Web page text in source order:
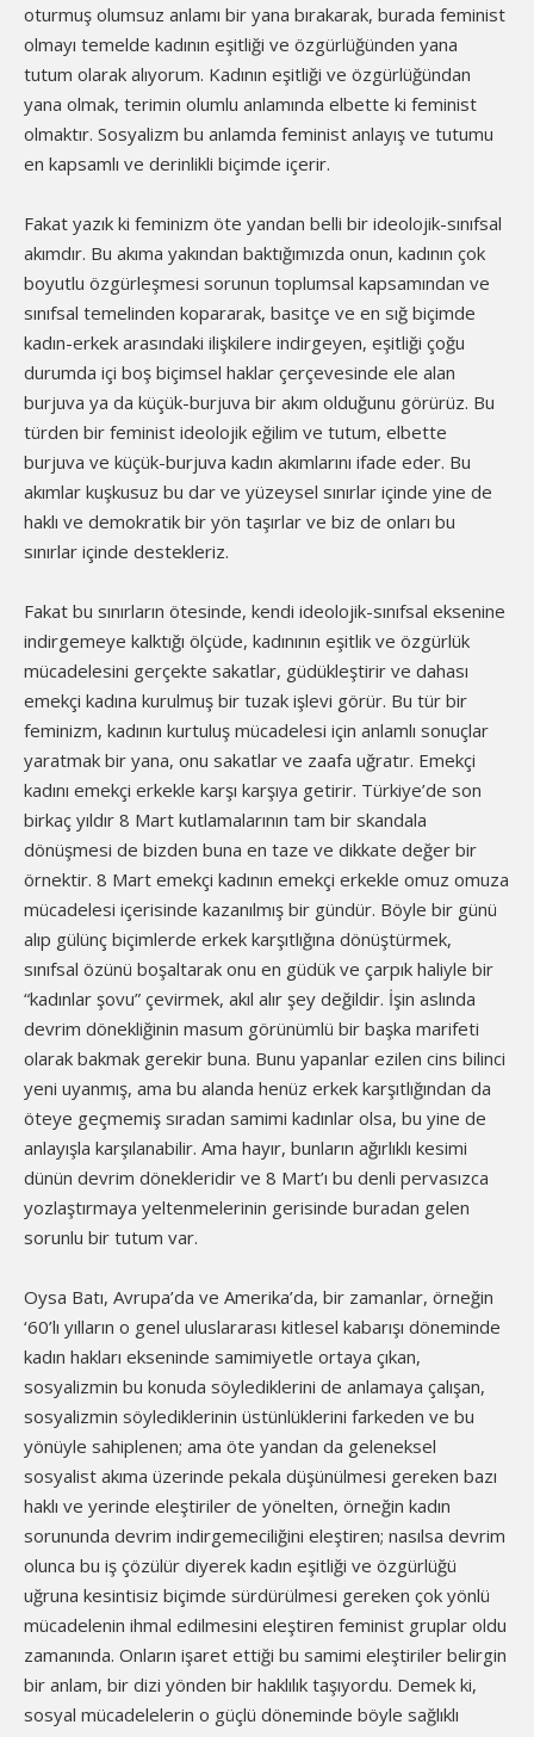
oturmuş olumsuz anlamı bir yana bırakarak, burada feminist
olmayı temelde kadının eşitliği ve özgürlüğünden yana
tutum olarak alıyorum. Kadının eşitliği ve özgürlüğündan
yana olmak, terimin olumlu anlamında elbette ki feminist
olmaktır. Sosyalizm bu anlamda feminist anlayış ve tutumu
en kapsamlı ve derinlikli biçimde içerir.
Fakat yazık ki feminizm öte yandan belli bir ideolojik-sınıfsal
akımdır. Bu akıma yakından baktığımızda onun, kadının çok
boyutlu özgürleşmesi sorunun toplumsal kapsamından ve
sınıfsal temelinden kopararak, basitçe ve en sığ biçimde
kadın-erkek arasındaki ilişkilere indirgeyen, eşitliği çoğu
durumda içi boş biçimsel haklar çerçevesinde ele alan
burjuva ya da küçük-burjuva bir akım olduğunu görürüz. Bu
türden bir feminist ideolojik eğilim ve tutum, elbette
burjuva ve küçük-burjuva kadın akımlarını ifade eder. Bu
akımlar kuşkusuz bu dar ve yüzeysel sınırlar içinde yine de
haklı ve demokratik bir yön taşırlar ve biz de onları bu
sınırlar içinde destekleriz.
Fakat bu sınırların ötesinde, kendi ideolojik-sınıfsal eksenine
indirgemeye kalktığı ölçüde, kadınının eşitlik ve özgürlük
mücadelesini gerçekte sakatlar, güdükleştirir ve dahası
emekçi kadına kurulmuş bir tuzak işlevi görür. Bu tür bir
feminizm, kadının kurtuluş mücadelesi için anlamlı sonuçlar
yaratmak bir yana, onu sakatlar ve zaafa uğratır. Emekçi
kadını emekçi erkekle karşı karşıya getirir. Türkiye’de son
birkaç yıldır 8 Mart kutlamalarının tam bir skandala
dönüşmesi de bizden buna en taze ve dikkate değer bir
örnektir. 8 Mart emekçi kadının emekçi erkekle omuz omuza
mücadelesi içerisinde kazanılmış bir gündür. Böyle bir günü
alıp gülünç biçimlerde erkek karşıtlığına dönüştürmek,
sınıfsal özünü boşaltarak onu en güdük ve çarpık haliyle bir
“kadınlar şovu” çevirmek, akıl alır şey değildir. İşin aslında
devrim dönekliğinin masum görünümlü bir başka marifeti
olarak bakmak gerekir buna. Bunu yapanlar ezilen cins bilinci
yeni uyanmış, ama bu alanda henüz erkek karşıtlığından da
öteye geçmemiş sıradan samimi kadınlar olsa, bu yine de
anlayışla karşılanabilir. Ama hayır, bunların ağırlıklı kesimi
dünün devrim dönekleridir ve 8 Mart’ı bu denli pervasızca
yozlaştırmaya yeltenmelerinin gerisinde buradan gelen
sorunlu bir tutum var.
Oysa Batı, Avrupa’da ve Amerika’da, bir zamanlar, örneğin
‘60’lı yılların o genel uluslararası kitlesel kabarışı döneminde
kadın hakları ekseninde samimiyetle ortaya çıkan,
sosyalizmin bu konuda söylediklerini de anlamaya çalışan,
sosyalizmin söylediklerinin üstünlüklerini farkeden ve bu
yönüyle sahiplenen; ama öte yandan da geleneksel
sosyalist akıma üzerinde pekala düşünülmesi gereken bazı
haklı ve yerinde eleştiriler de yönelten, örneğin kadın
sorununda devrim indirgemeciliğini eleştiren; nasılsa devrim
olunca bu iş çözülür diyerek kadın eşitliği ve özgürlüğü
uğruna kesintisiz biçimde sürdürülmesi gereken çok yönlü
mücadelenin ihmal edilmesini eleştiren feminist gruplar oldu
zamanında. Onların işaret ettiği bu samimi eleştiriler belirgin
bir anlam, bir dizi yönden bir haklılık taşıyordu. Demek ki,
sosyal mücadelelerin o güçlü döneminde böyle sağlıklı